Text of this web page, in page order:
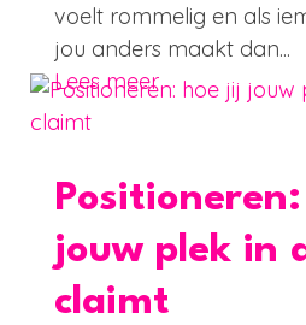
voelt rommelig en als
jou anders maakt dan...
Lees meer
jouw plek in
claimt